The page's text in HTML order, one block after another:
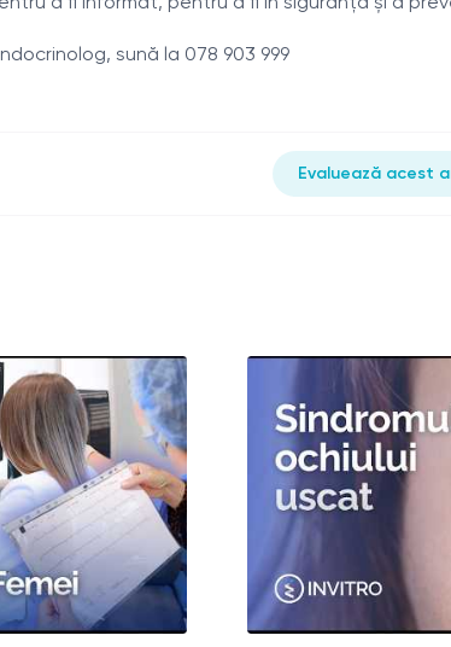
sună la 078 903 999
Evaluează acest